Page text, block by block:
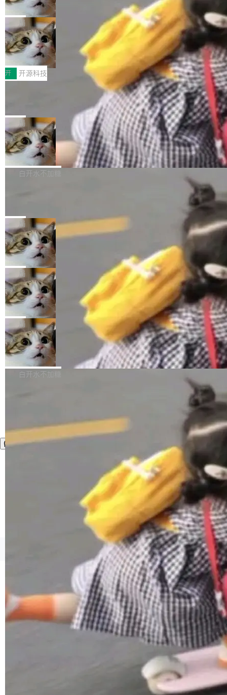
（<a href="https://bugzilla.mozilla.org/show_
bug.cgi?id=204...
orkers 跑了十年 Isolate。用 CEO Matthew Pri
nce 的话说：「我们一生都在用 Isolate 运行代
码，而 AI Agent 不需要容器，它们需要的是 Iso
late。」 容器为什么不合适 容器的问题在于启动
和销毁都太重了。一个 Agent 要执行的任务可能
只需要几毫秒的 CPU 时间，但容器从冷启动到
就绪要花数秒。如果未来有十...
诉讼，称“Apple is getting this wron
g”
上个月，苹果一纸诉状把 OpenAI 告上法庭，指
控其挖角苹果前员工并窃取商业秘密。苹果的诉
状把 OpenAI 描述成一个系统性地从前东家挖
人、套取机密信息的对手。 OpenAI 没发律师
函，也没选择庭外沉默。它在官网贴了一篇博
文，标题只有六个字：Apple is getting this wro
ng。 然后，它把邮件往来和 iMessage 聊天记
录全贴了出来。 他发错人了 苹果外部律师 Gabr
iel Gross 来自 Weil 律所，2 月 23 日下午 5:53
给 OpenAI 总法律顾问 Che Chang 发了封邮
件，附了一封长信，要求 OpenAI 配合调查前苹
果员工带走机密信...
局
HUAWEI MatePad Edge上架WorkBu
ddy鸿蒙PC版，说话就能干活的AI办公
搭子
全能AI工作台WorkBuddy鸿蒙PC版上架HUAWE
I MatePad Edge应用市场，直接下载即可使
用，与鸿蒙电脑上的体验一致。值得一提的是，
这是目前市面上唯一支持平板接入WorkBuddy P
C版的产品，搭载“人机双写”重磅功能——你写
你的，AI写AI的，同屏协作互不干扰。一句话让
AI帮你干活，现在开启全新体验！ 温馨提示：
体验WorkBuddy鸿蒙PC版前，请将 HUAWEI M
atePad Edge 升级至 HarmonyOS 6.1.0.135S
P9 patch03及以上版本。 *升级路径：设置 > 搜
开 开源科技
FFmpeg 9.0 发布：代号“Lei”，以此纪
全球知名开源多媒体框架 FFmpeg 今天正式发
布了 9.0 版本。这个版本除了带来新一代音视频
处理能力和硬件加速支持之外，还有一个特殊之
处：FFmpeg 9.0 的代号是“Lei”。 这个名字，
来自中国开发者雷霄骅（Lei Xiaohua）。 对于
很多中国音视频开发者而言，这个名字并不陌
“启蒙老师”。 而今年，恰好是雷霄骅离世十周
年。FFmpeg 社区最终选择用一个大版本的名
字，留下了这份纪念。 雷霄骅曾是中国传媒大学
数字电视技术方向的博士生，长期从事视频、音
频技...
局
亚马逊成本失控：AI 写代码烧掉 1215
万元，超预算 860%
外媒近日曝光了亚马逊的多份内部报告显示，AI
导致公司在多个项目上超支。《金融时报》报道
编写程序，目标是完成电商平台作者信息与商品
列表的数据匹配 —— 一项常规的数据处理任
务，最终却产生了 180 万美元的账单，实际支出
超出原定预算 860%。 更令人意外的是，该项目
最终并未成功落地，而高额算力消耗持续运行长
达 5 个月，公司直到财务对账时才察觉异常。这
意味着一个无人看管的 AI 程序，在近半年时间
里日夜不停地"烧钱"。 复盘显示，...
白开水不加糖
e CEO Clément Delangue 在 CNBC 的采访里
没有拐弯抹角。他说中国正在赢得 AI 竞赛，而
且按目前的速度，中国 AI 工具预计在今年底或
2027 年就能追上美国前沿实验室的水平。 Dela
ngue 把原因归结为一件事：开放协作。中国的
AI 开发者在一个共享和协作的生态里加速迭代，
而美国模型厂商在"闭门造车"。他的原话是 "buil
ding in silos"——各自为战，互不通气。 这个判
断从他嘴里说出来分量不同。Hugging Face 是
全球最大的开源 AI 平台，上面跑着上百万个模
型。谁在开源赛道上领先，...
局
当 AI agent 把源码变成了最好的扩展系
统，开发者工具必须开源
五年前，David Crawshaw 问过很多软件工程师
一个问题：你写过什么给自己用的程序？答案几
乎都是没有。工程师们整天用别人写的程序写程
序给别人用。偶尔有人自己写个博客系统、智能
家居控制、家庭实验室，都算稀奇事。 Crawsh
aw 是 Shelley 的作者，一个开源 AI coding age
nt。他最近在博客上写了一篇文章，核心论点很
简单：开发者工具必须开源。 理由不是传统的自
由软件情怀，而是一个跟 AI agent 直接相关的
技术判断。 两行 prompt 就能个性化任何软件 C
局
DeepSeek Harness 宣布内测邀请，全
网最大规模开源 Agent 路演现场诞生
一条内测招募帖，发出去的时候大概没人想到它
会变成一场开源 Agent 生态的路演。 8月1日，
DeepSeek Harness 团队负责人崔添翼（tiany
i）在 X 上发帖： 「如果你是 Agent Harness 相
关开源项目的开发者，希望参加 DeepSeek Har
ness 的内测，可以回复或私信联系我。请附上
Harness 负责把能力落到真实环境中——调用工
具、读写文件、管理上下文、处理错误、完成闭
环。崔添翼招人的标...
局
商汤 SenseNova U1.5-Lite-Preview
开源
商汤科技宣布面向社区开源轻量级统一多模态模
型的预览版本 SenseNova U1.5-Lite-Preview。
理解、推理、生成与编辑，还仅以 8B-MoT 的轻
量大小，将能力推进到4K、更精细的真实质感、
更复杂的视觉控制和可持续迭代编辑。 相比 U
1，U1.5-Lite-Preview 在以下方向上带来了显著
提升： 原生支持4K图像生成； 更精细的局部纹
理、细节与真实世界质感； 更准确的中英文文字
生成与复杂版式组织； 更稳定的图...
白开水不加糖
©OSCHINA(OSChina.NET) 京ICP备2025119063号